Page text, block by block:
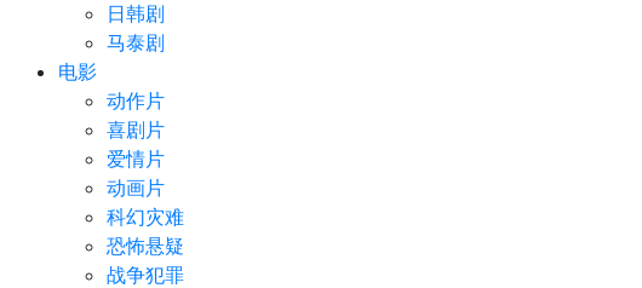
日韩剧
马泰剧
电影
动作片
喜剧片
爱情片
动画片
科幻灾难
恐怖悬疑
战争犯罪